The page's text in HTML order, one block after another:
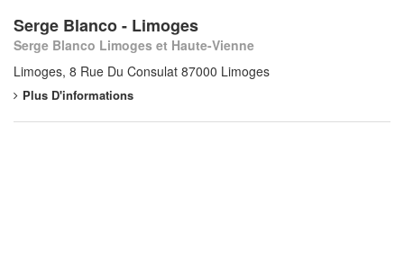
Serge Blanco - Limoges
Serge Blanco Limoges et Haute-Vienne
Limoges, 8 Rue Du Consulat 87000 Limoges
Plus D'informations